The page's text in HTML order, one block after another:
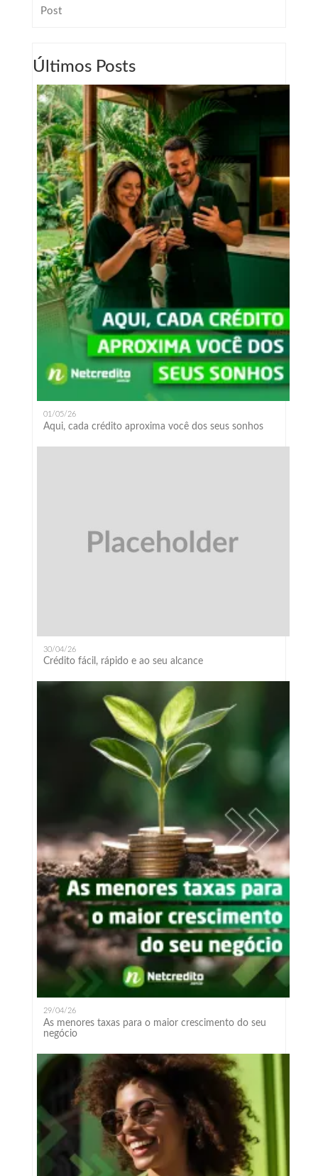
Post
Últimos Posts
01/05/26
Aqui, cada crédito aproxima você dos seus sonhos
30/04/26
Crédito fácil, rápido e ao seu alcance
29/04/26
As menores taxas para o maior crescimento do seu
negócio